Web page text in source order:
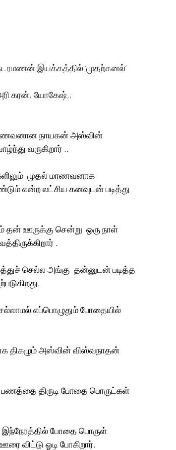
இயக்கத்தில் ‘முதற்கனல்’
கரன், யோகேஷ்,,
மாணவனான நாயகன் அஸ்வின்
வருகிறார் ..
முதல் மாணவனாக
என்ற லட்சிய கனவுடன் படித்து
தன் ஊருக்கு சென்று  ஒரு நாள்
.
செல்ல அங்கு  தன்னுடன் படித்த
எப்பொழுதும் போதையில்
திகழும் அஸ்வின் விஸ்வநாதன்
திருடி போதை பொருட்கள்
இந்நேரத்தில் போதை பொருள்
விட்டு ஓடி போகிறார்.